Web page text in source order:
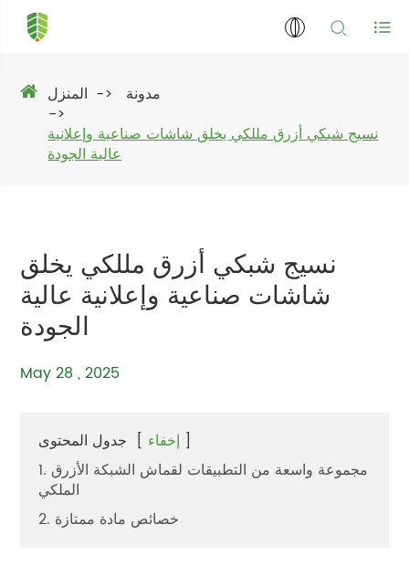
المنزل
مدونة
نسيج شبكي أزرق مللكي يخلق شاشات صناعية وإعلانية
عالية الجودة
نسيج شبكي أزرق مللكي يخلق
شاشات صناعية وإعلانية عالية
الجودة
May 28 , 2025
جدول المحتوى [ إخفاء ]
1. مجموعة واسعة من التطبيقات لقماش الشبكة الأزرق
الملكي
2. خصائص مادة ممتازة